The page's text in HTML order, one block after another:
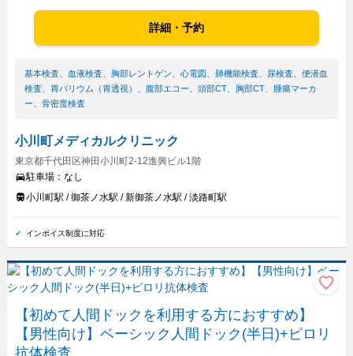
詳細・予約
基本検査、 血液検査、 胸部レントゲン 心電図 肺機能検査、 尿検査、 便潜血
検査、 胃バリウム（胃透視） 腹部エコー 頭部CT、 胸部CT、
腫瘍マーカ
ー
骨密度検査
小川町メディカルクリニック
東京都千代田区神田小川町2-12進興ビル1階
駐車場： なし
小川町駅 / 御茶ノ水駅 / 新御茶ノ水駅 / 淡路町駅
インボイス制度に対応
【初めて人間ドックを利用する方におすすめ】
【男性向け】ベーシック人間ドック(半日)+ピロリ